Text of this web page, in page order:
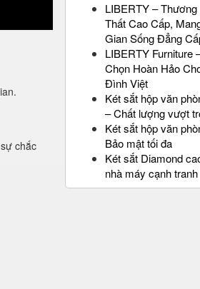
chắc
LIBERTY –
Thất Cao Cấp,
Gian Sống Đẳng
LIBERTY Furniture
Chọn Hoàn Hảo
Đình Việt
Két sắt hộp văn
– Chất lượng vượt
Két sắt hộp văn
Bảo mật tối đa
Két sắt Diamond
nhà máy cạnh tranh